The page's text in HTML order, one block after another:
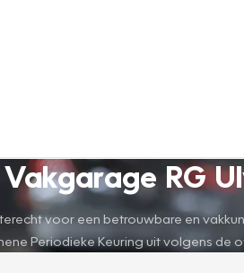
RG
voor een betrouwbare en
Periodieke Keuring uit volgens de